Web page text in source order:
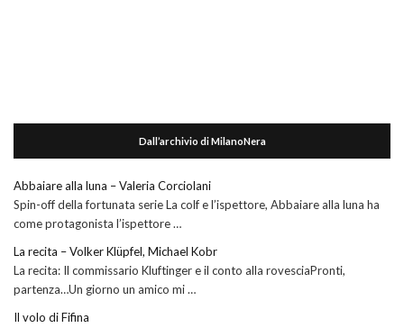
Dall’archivio di MilanoNera
Abbaiare alla luna – Valeria Corciolani
Spin-off della fortunata serie La colf e l’ispettore, Abbaiare alla luna ha
come protagonista l’ispettore …
La recita – Volker Klüpfel, Michael Kobr
La recita: Il commissario Kluftinger e il conto alla rovesciaPronti,
partenza…Un giorno un amico mi …
Il volo di Fifina